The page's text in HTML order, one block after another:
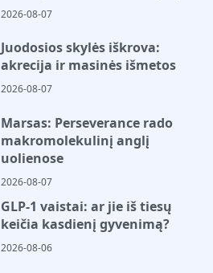
2026-08-07
Juodosios skylės iškrova:
akrecija ir masinės išmetos
2026-08-07
Marsas: Perseverance rado
makromolekulinį anglį
uolienose
2026-08-07
GLP-1 vaistai: ar jie iš tiesų
keičia kasdienį gyvenimą?
2026-08-06